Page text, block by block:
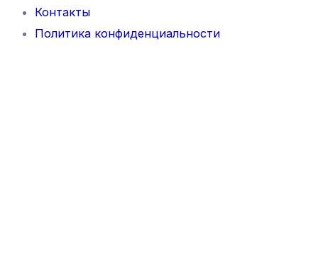
Контакты
Политика конфиденциальности